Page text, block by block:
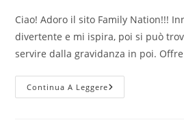
Ciao! Adoro il sito Family Nation!!!
divertente e mi ispira, poi si può
servire dalla gravidanza in poi.
Continua A LeggereShopping
Su: